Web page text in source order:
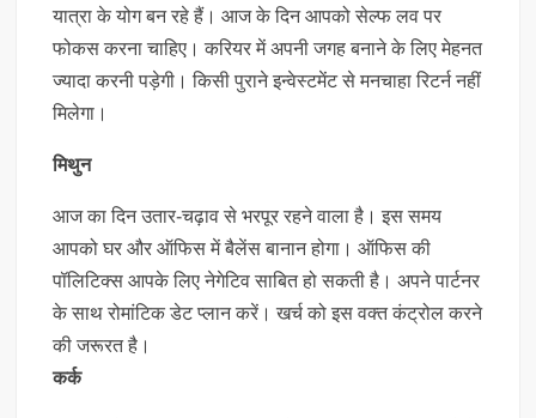
यात्रा के योग बन रहे हैं। आज के दिन आपको सेल्फ लव पर
फोकस करना चाहिए। करियर में अपनी जगह बनाने के लिए मेहनत
ज्यादा करनी पड़ेगी। किसी पुराने इन्वेस्टमेंट से मनचाहा रिटर्न नहीं
मिलेगा।
मिथुन
आज का दिन उतार-चढ़ाव से भरपूर रहने वाला है। इस समय
आपको घर और ऑफिस में बैलेंस बानान होगा। ऑफिस की
पॉलिटिक्स आपके लिए नेगेटिव साबित हो सकती है। अपने पार्टनर
के साथ रोमांटिक डेट प्लान करें। खर्च को इस वक्त कंट्रोल करने
की जरूरत है।
कर्क